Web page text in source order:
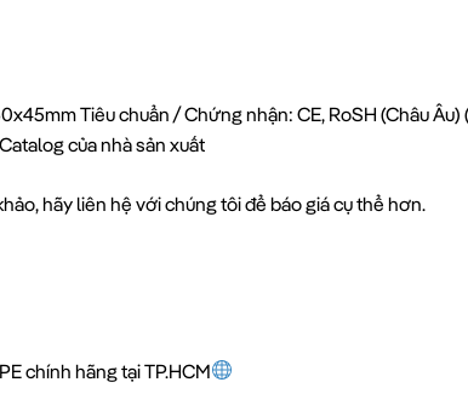
Tiêu chuẩn / Chứng nhận: CE, RoSH (Châu
của nhà sản xuất
hãy liên hệ với chúng tôi để báo giá cụ thể hơn.
chính hãng tại TP.HCM